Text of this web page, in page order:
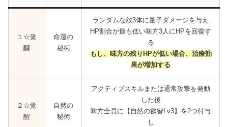
１☆覚
醒
命運の
秘術
ランダムな敵3体に量子ダメージを与え
HP割合が最も低い味方3人にHPを回復す
る
もし、味方の残りHPが低い場合、治療効
果が増加する
２☆覚
醒
自然の
秘術
アクティブスキルまたは通常攻撃を発動
した後
味方全員に【自然の叡智Lv3】を2つ付与
し